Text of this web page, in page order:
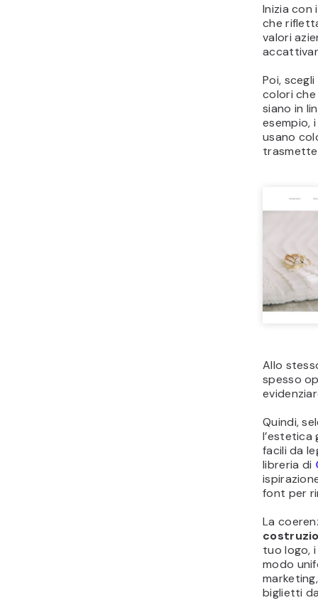
Inizia con
che
valori
Poi,
colori
siano in
esempio,
usano
Allo
spesso
Quindi,
l’estetica
facili da
libreria di
font per
La
tuo logo,
modo
biglietti